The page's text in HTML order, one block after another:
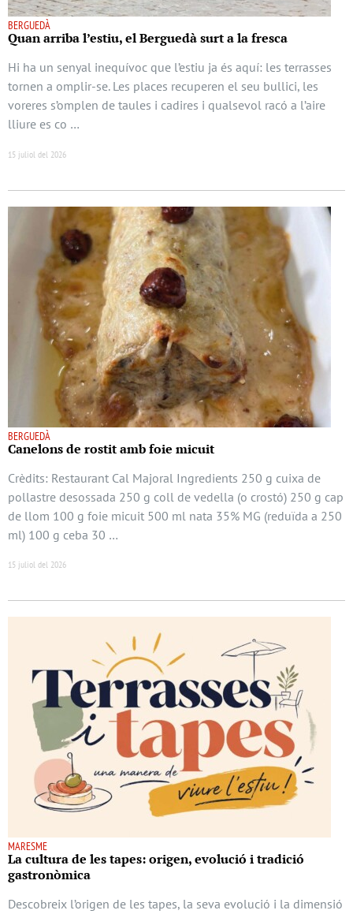
BERGUEDÀ
Quan arriba l’estiu, el Berguedà surt a la fresca
Hi ha un senyal inequívoc que l’estiu ja és aquí: les terrasses
tornen a omplir-se. Les places recuperen el seu bullici, les
voreres s’omplen de taules i cadires i qualsevol racó a l’aire
lliure es co …
15 juliol del 2026
BERGUEDÀ
Canelons de rostit amb foie micuit
Crèdits: Restaurant Cal Majoral Ingredients 250 g cuixa de
pollastre desossada 250 g coll de vedella (o crostó) 250 g cap
de llom 100 g foie micuit 500 ml nata 35% MG (reduïda a 250
ml) 100 g ceba 30 …
15 juliol del 2026
MARESME
La cultura de les tapes: origen, evolució i tradició
gastronòmica
Descobreix l’origen de les tapes, la seva evolució i la dimensió